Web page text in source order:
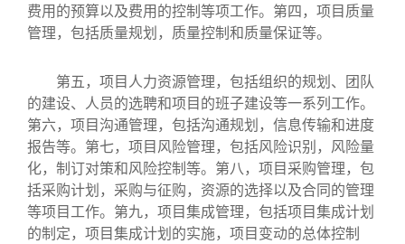
费用的预算以及费用的控制等项工作。第四，项目质量
管理，包括质量规划，质量控制和质量保证等。
第五，项目人力资源管理，包括组织的规划、团队
的建设、人员的选聘和项目的班子建设等一系列工作。
第六，项目沟通管理，包括沟通规划，信息传输和进度
报告等。第七，项目风险管理，包括风险识别，风险量
化，制订对策和风险控制等。第八，项目采购管理，包
括采购计划，采购与征购，资源的选择以及合同的管理
等项目工作。第九，项目集成管理，包括项目集成计划
的制定，项目集成计划的实施，项目变动的总体控制